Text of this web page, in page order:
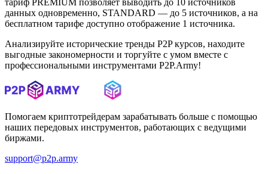
данных одновременно, STANDARD — до 5 источников, а на
бесплатном тарифе доступно отображение 1 источника.
Анализируйте исторические тренды P2P курсов, находите
выгодные закономерности и торгуйте с умом вместе с
профессиональными инструментами P2P.Army!
Помогаем криптотрейдерам зарабатывать больше с помощью
наших передовых инструментов, работающих с ведущими
биржами.
support@p2p.army